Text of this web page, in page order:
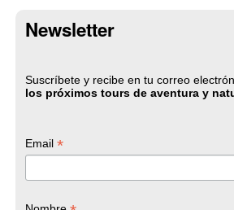
Newsletter
Suscríbete y recibe en tu correo
los próximos tours de aventura y
Email*